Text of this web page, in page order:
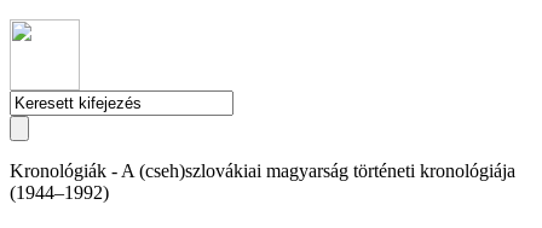
Kronológiák - A (cseh)szlovákiai magyarság történeti kronológiája
(1944–1992)